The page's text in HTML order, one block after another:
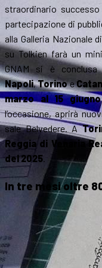
straordinario
partecipazione di
alla Galleria Nazionale
su Tolkien farà un
GNAM si è conclusa
Napoli,Torinoe
marzo al 15
l’occasione, aprirà
sale Belvedere. A
Reggia di Venaria
del 2025.
In tre mesi oltre